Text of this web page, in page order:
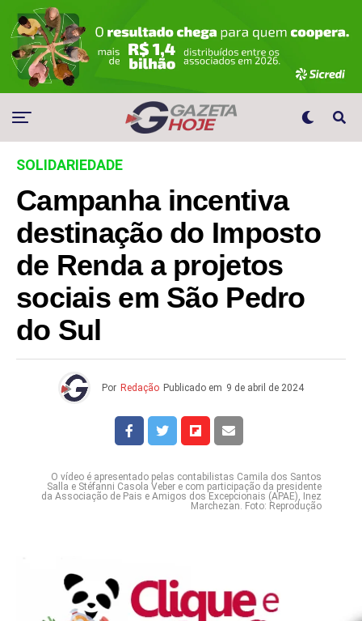
SOLIDARIEDADE
Campanha incentiva
destinação do Imposto
de Renda a projetos
sociais em São Pedro
do Sul
Por Redação Publicado em 9 de abril de 2024
O vídeo é apresentado pelas contabilistas Camila dos Santos
Salla e Stéfanni Casola Veber e com participação da presidente
da Associação de Pais e Amigos dos Excepcionais (APAE), Inez
Marchezan. Foto: Reprodução